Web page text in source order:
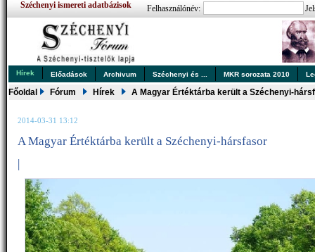
Széchenyi ismereti adatbázisok Felhasználónév:
Hírek Előadások Archivum Széchenyi és ... MKR sorozata 2010
Főoldal Fórum Hírek A Magyar Értéktárba került a Széchenyi-
2014-03-31 13:12
A Magyar Értéktárba került a Széchenyi-hársfasor
|